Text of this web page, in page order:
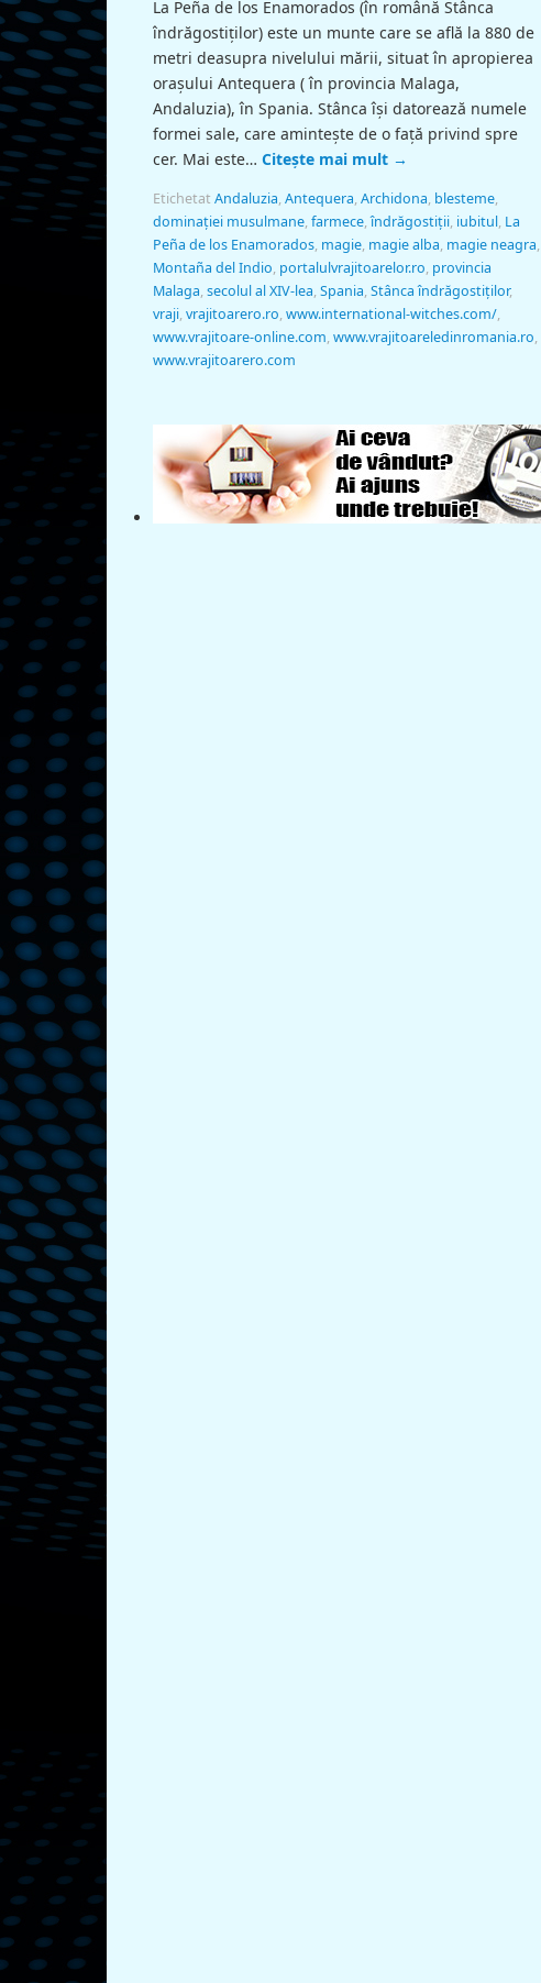
La Peña de los Enamorados (în română Stânca
îndrăgostiţilor) este un munte care se află la 880 de
metri deasupra nivelului mării, situat în apropierea
orașului Antequera ( în provincia Malaga,
Andaluzia), în Spania. Stânca îşi datorează numele
formei sale, care amintește de o faţă privind spre
cer. Mai este… Citește mai mult →
Etichetat Andaluzia,Antequera,Archidona, blesteme,
dominației musulmane,farmece,îndrăgostiţii, iubitul, La
Peña de los Enamorados, magie, magie alba, magie neagra,
Montaña del Indio, portalulvrajitoarelor.ro, provincia
Malaga,secolul al XIV-lea,Spania,Stânca îndrăgostiţilor,
vraji,vrajitoarero.ro,www.international-witches.com/,
www.vrajitoare-online.com,www.vrajitoareledinromania.ro,
www.vrajitoarero.com